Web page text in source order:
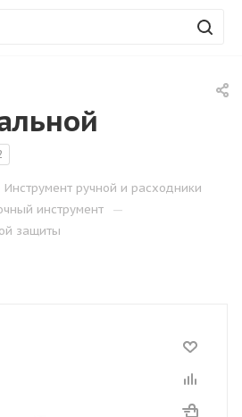
Инструмент ручной и расходники
инструмент —
защиты